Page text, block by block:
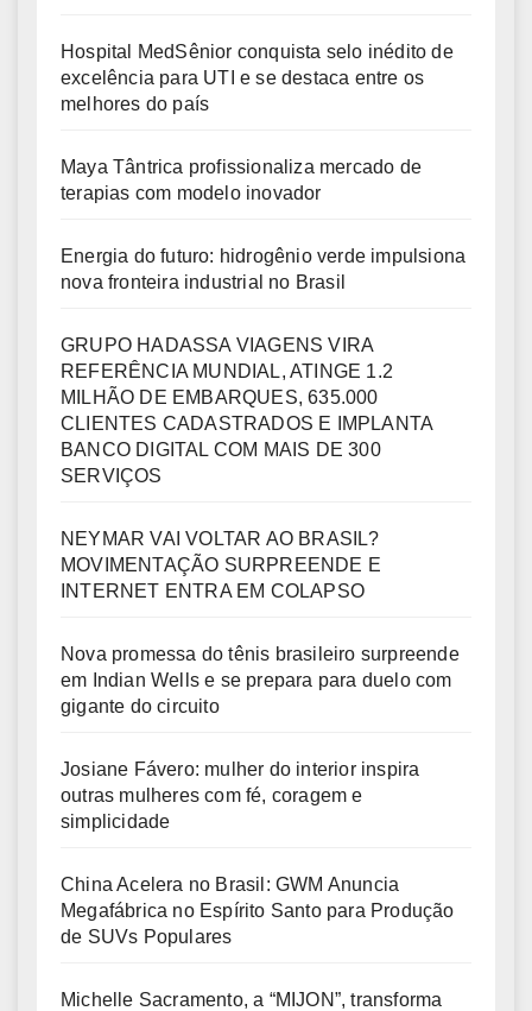
Hospital MedSênior conquista selo inédito de
excelência para UTI e se destaca entre os
melhores do país
Maya Tântrica profissionaliza mercado de
terapias com modelo inovador
Energia do futuro: hidrogênio verde impulsiona
nova fronteira industrial no Brasil
GRUPO HADASSA VIAGENS VIRA
REFERÊNCIA MUNDIAL, ATINGE 1.2
MILHÃO DE EMBARQUES, 635.000
CLIENTES CADASTRADOS E IMPLANTA
BANCO DIGITAL COM MAIS DE 300
SERVIÇOS
NEYMAR VAI VOLTAR AO BRASIL?
MOVIMENTAÇÃO SURPREENDE E
INTERNET ENTRA EM COLAPSO
Nova promessa do tênis brasileiro surpreende
em Indian Wells e se prepara para duelo com
gigante do circuito
Josiane Fávero: mulher do interior inspira
outras mulheres com fé, coragem e
simplicidade
China Acelera no Brasil: GWM Anuncia
Megafábrica no Espírito Santo para Produção
de SUVs Populares
Michelle Sacramento, a “MIJON”, transforma